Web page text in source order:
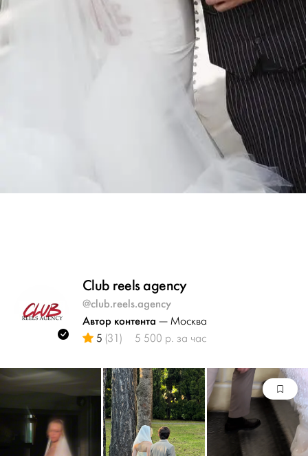
Club reels agency
@club.reels.agency
Автор контента — Москва
5 (31) 5 500 р. за час